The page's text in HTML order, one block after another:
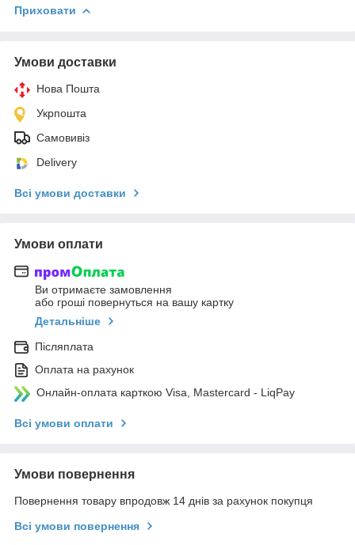
Приховати
Умови доставки
Нова Пошта
Укрпошта
Самовивіз
Delivery
Всі умови доставки
Умови оплати
Ви отримаєте замовлення
або гроші повернуться на вашу картку
Детальніше
Післяплата
Оплата на рахунок
Онлайн-оплата карткою Visa, Mastercard - LiqPay
Всі умови оплати
Умови повернення
Повернення товару впродовж 14 днів за рахунок покупця
Всі умови повернення